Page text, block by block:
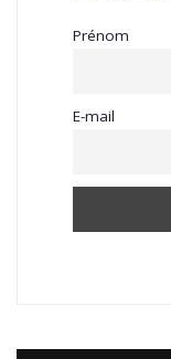
Prénom
E-mail